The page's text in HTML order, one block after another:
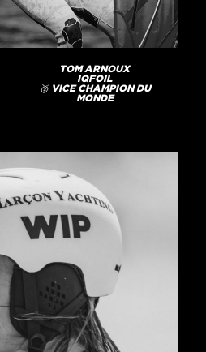
TOM ARNOUX
IQFOIL
🥈 VICE CHAMPION DU
MONDE